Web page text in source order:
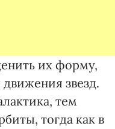
их форму,
звезд.
тем
тогда как в